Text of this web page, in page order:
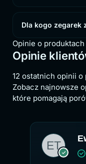
Dla kogo zegarek
Opinie o produktach
Opinie
12 ostatnich opinii o
Zobacz najnowsze
które pomagają